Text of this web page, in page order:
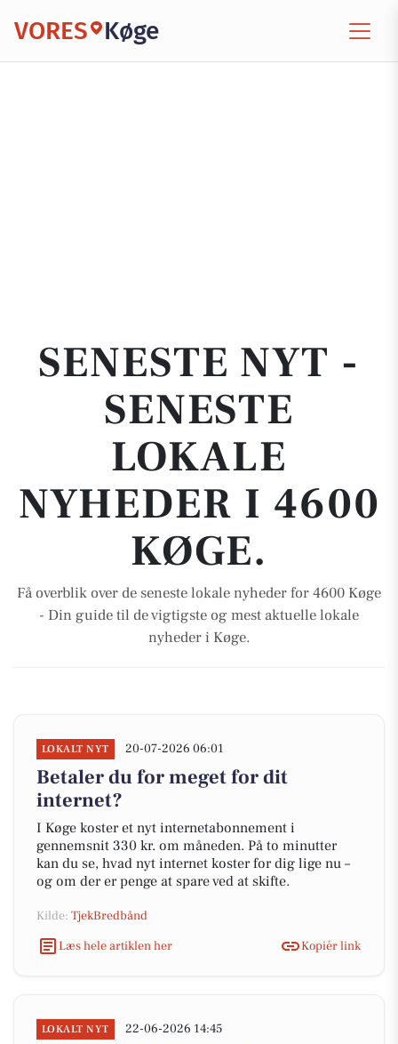
VORES Køge
SENESTE NYT -
SENESTE
LOKALE
NYHEDER I 4600
KØGE.
Få overblik over de seneste lokale nyheder for 4600 Køge
- Din guide til de vigtigste og mest aktuelle lokale
nyheder i Køge.
LOKALT NYT 20-07-2026 06:01
Betaler du for meget for dit
internet?
I Køge koster et nyt internetabonnement i
gennemsnit 330 kr. om måneden. På to minutter
kan du se, hvad nyt internet koster for dig lige nu –
og om der er penge at spare ved at skifte.
Kilde: TjekBredbånd
Læs hele artiklen her
Kopiér link
LOKALT NYT 22-06-2026 14:45